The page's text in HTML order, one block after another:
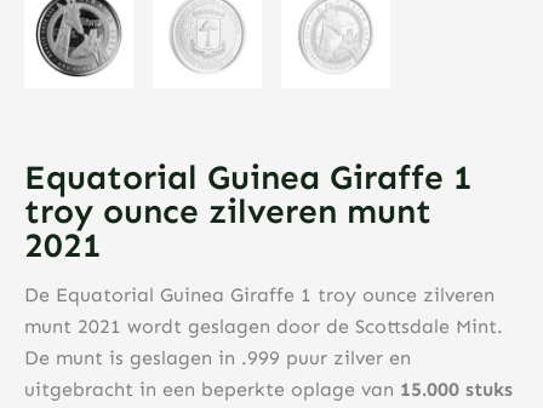
Equatorial Guinea Giraffe 1
troy ounce zilveren munt
2021
De Equatorial Guinea Giraffe 1 troy ounce zilveren
munt 2021 wordt geslagen door de Scottsdale Mint.
De munt is geslagen in .999 puur zilver en
uitgebracht in een beperkte oplage van 15.000 stuks